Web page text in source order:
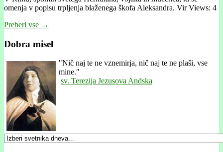
omenja v popisu trpljenja blaženega škofa Aleksandra. Vir Views: 4
Preberi vse →
Dobra misel
"Nič naj te ne vznemirja, nič naj te ne plaši, vse
mine."
sv. Terezija Jezusova Andska